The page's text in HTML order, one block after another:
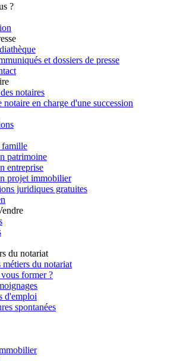
?
et dossiers de presse
notaires
notaire en charge d'une succession
patrimoine
entreprise
projet immobilier
juridiques gratuites
du notariat
métiers du notariat
former ?
d'emploi
spontanées